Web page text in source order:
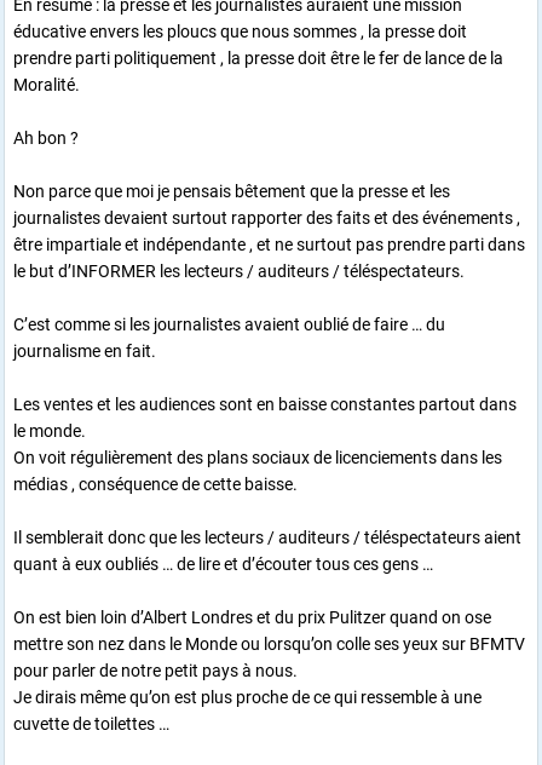
En résumé : la presse et les journalistes auraient une mission
éducative envers les ploucs que nous sommes , la presse doit
prendre parti politiquement , la presse doit être le fer de lance de la
Moralité.
Ah bon ?
Non parce que moi je pensais bêtement que la presse et les
journalistes devaient surtout rapporter des faits et des événements ,
être impartiale et indépendante , et ne surtout pas prendre parti dans
le but d’INFORMER les lecteurs / auditeurs / téléspectateurs.
C’est comme si les journalistes avaient oublié de faire … du
journalisme en fait.
Les ventes et les audiences sont en baisse constantes partout dans
le monde.
On voit régulièrement des plans sociaux de licenciements dans les
médias , conséquence de cette baisse.
Il semblerait donc que les lecteurs / auditeurs / téléspectateurs aient
quant à eux oubliés … de lire et d’écouter tous ces gens …
On est bien loin d’Albert Londres et du prix Pulitzer quand on ose
mettre son nez dans le Monde ou lorsqu’on colle ses yeux sur BFMTV
pour parler de notre petit pays à nous.
Je dirais même qu’on est plus proche de ce qui ressemble à une
cuvette de toilettes …